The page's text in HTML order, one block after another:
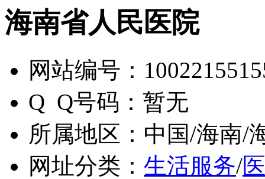
海南省人民医院
网站编号：
Q Q号码： 暂无
所属地区： 中国/海南/
网址分类： 生活服务/